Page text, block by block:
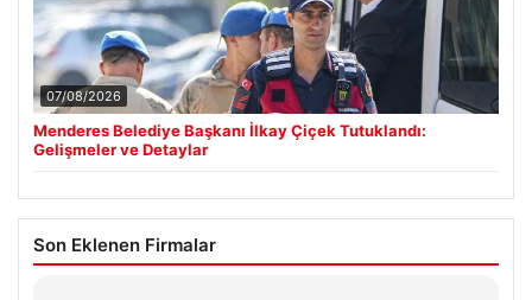
07/08/2026
Menderes Belediye Başkanı İlkay Çiçek Tutuklandı:
Gelişmeler ve Detaylar
Son Eklenen Firmalar